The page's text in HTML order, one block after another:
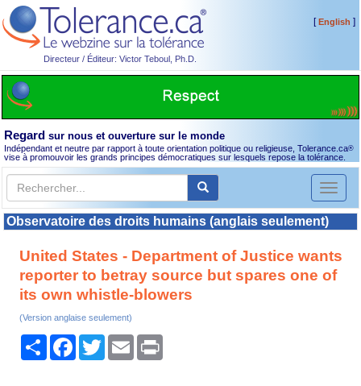
Directeur / Éditeur: Victor Teboul, Ph.D.
[English ]
Regard sur nous et ouverture sur le monde
Indépendant et neutre par rapport à toute orientation politique ou religieuse, Tolerance.ca®
vise à promouvoir les grands principes démocratiques sur lesquels repose la tolérance.
Toggle
Observatoire des droits humains (anglais seulement)
United States - Department of Justice wants
reporter to betray source but spares one of
its own whistle-blowers
(Version anglaise seulement)
PartagerFacebook
TwitterEmail